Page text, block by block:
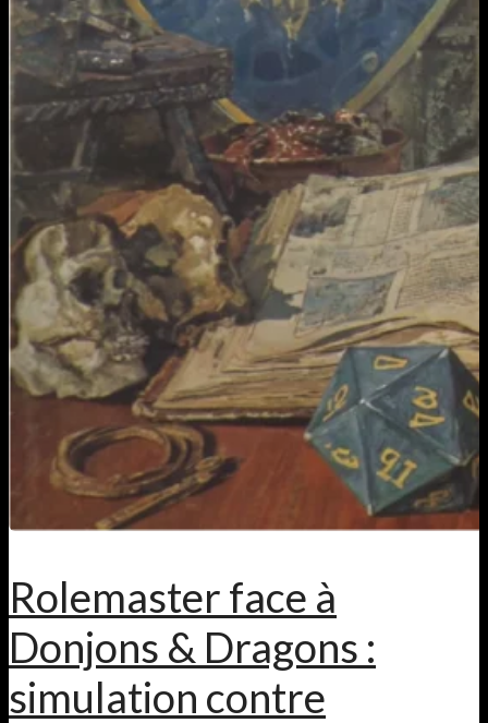
Rolemaster face à
Donjons & Dragons :
simulation contre